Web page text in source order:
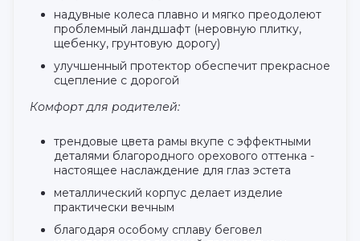
надувные колеса плавно и мягко преодолеют
проблемный ландшафт (неровную плитку,
щебенку, грунтовую дорогу)
улучшенный протектор обеспечит прекрасное
сцепление с дорогой
Комфорт для родителей:
трендовые цвета рамы вкупе с эффектными
деталями благородного орехового оттенка -
настоящее наслаждение для глаз эстета
металлический корпус делает изделие
практически вечным
благодаря особому сплаву беговел